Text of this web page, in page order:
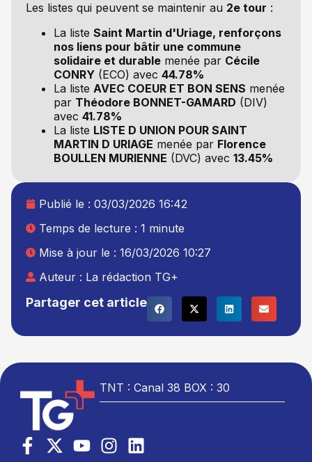
Les listes qui peuvent se maintenir au 2e tour :
La liste Saint Martin d'Uriage, renforçons
nos liens pour bâtir une commune
solidaire et durablemenée par Cécile
CONRY(ECO) avec 44.78%
La liste AVEC COEUR ET BON SENS menée
par Théodore BONNET-GAMARD (DIV)
avec 41.78%
La liste LISTE D UNION POUR SAINT
MARTIN D URIAGE menée par Florence
BOULLEN MURIENNE (DVC) avec 13.45%
Partager cet article
Publié le : 03/03/2026 16:42
Temps de lecture : 1 minute
Mise à jour le : 16/03/2026 10:27
Auteur : La rédaction TG+
TNT : Canal 38 BOX : 30